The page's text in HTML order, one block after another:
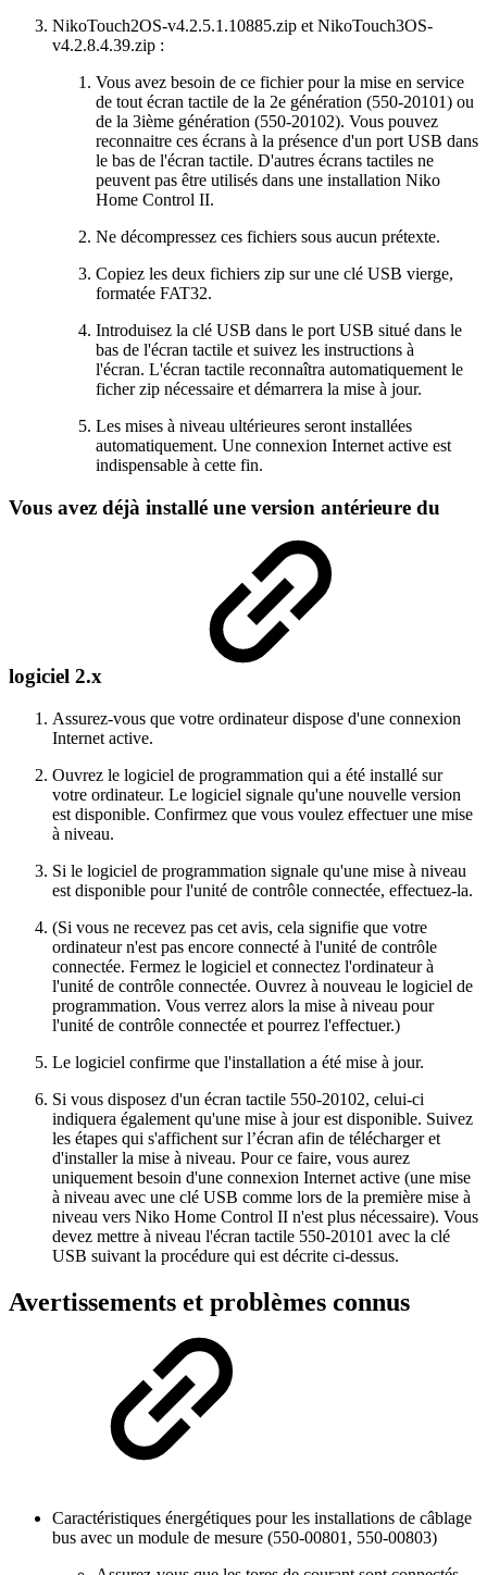
NikoTouch2OS-v4.2.5.1.10885.zip et NikoTouch3OS-
v4.2.8.4.39.zip :
Vous avez besoin de ce fichier pour la mise en service
de tout écran tactile de la 2e génération (550-20101) ou
de la 3ième génération (550-20102). Vous pouvez
reconnaitre ces écrans à la présence d'un port USB dans
le bas de l'écran tactile. D'autres écrans tactiles ne
peuvent pas être utilisés dans une installation Niko
Home Control II.
Ne décompressez ces fichiers sous aucun prétexte.
Copiez les deux fichiers zip sur une clé USB vierge,
formatée FAT32.
Introduisez la clé USB dans le port USB situé dans le
bas de l'écran tactile et suivez les instructions à
l'écran. L'écran tactile reconnaîtra automatiquement le
ficher zip nécessaire et démarrera la mise à jour.
Les mises à niveau ultérieures seront installées
automatiquement. Une connexion Internet active est
indispensable à cette fin.
Vous avez déjà installé une version antérieure du
logiciel 2.x
Assurez-vous que votre ordinateur dispose d'une connexion
Internet active.
Ouvrez le logiciel de programmation qui a été installé sur
votre ordinateur. Le logiciel signale qu'une nouvelle version
est disponible. Confirmez que vous voulez effectuer une mise
à niveau.
Si le logiciel de programmation signale qu'une mise à niveau
est disponible pour l'unité de contrôle connectée, effectuez-la.
(Si vous ne recevez pas cet avis, cela signifie que votre
ordinateur n'est pas encore connecté à l'unité de contrôle
connectée. Fermez le logiciel et connectez l'ordinateur à
l'unité de contrôle connectée. Ouvrez à nouveau le logiciel de
programmation. Vous verrez alors la mise à niveau pour
l'unité de contrôle connectée et pourrez l'effectuer.)
Le logiciel confirme que l'installation a été mise à jour.
Si vous disposez d'un écran tactile 550-20102, celui-ci
indiquera également qu'une mise à jour est disponible. Suivez
les étapes qui s'affichent sur l’écran afin de télécharger et
d'installer la mise à niveau. Pour ce faire, vous aurez
uniquement besoin d'une connexion Internet active (une mise
à niveau avec une clé USB comme lors de la première mise à
niveau vers Niko Home Control II n'est plus nécessaire). Vous
devez mettre à niveau l'écran tactile 550-20101 avec la clé
USB suivant la procédure qui est décrite ci-dessus.
Avertissements et problèmes connus
Caractéristiques énergétiques pour les installations de câblage
bus avec un module de mesure (550-00801, 550-00803)